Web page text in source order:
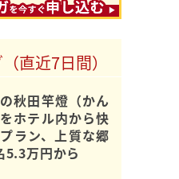
直近7日間）
秋田竿燈（かん
ホテル内から快
ラン、上質な郷
5.3万円から